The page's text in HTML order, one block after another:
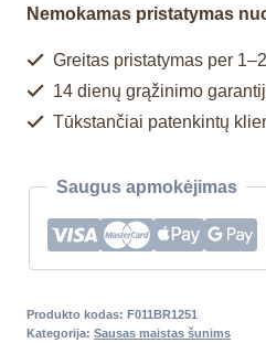
Nemokamas pristatymas
Greitas pristatymas per
14 dienų grąžinimo
Tūkstančiai patenkintų
Saugus apmokėjimas
Produkto kodas: F011BR1251
Kategorija: Sausas maistas šunims